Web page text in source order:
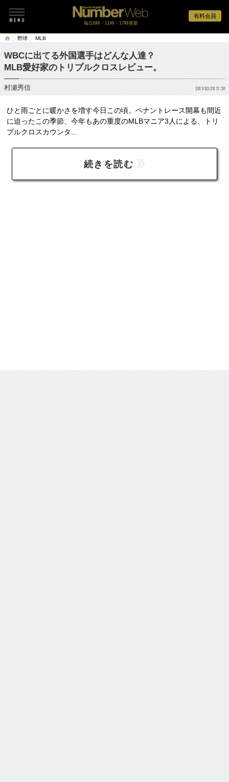
有料会員
毎日6時・11時・17時更新
野球 MLB
WBCに出てる外国選手はどんな人達？
MLB愛好家のトリプルクロスレビュー。
村瀬秀信 2017/03/20 11:30
ひと雨ごとに暖かさを増す今日この頃。ペナントレース開幕も間近
に迫ったこの季節、今年もあの重度のMLBマニア3人による、トリ
プルクロスカウンタ...
続きを読む